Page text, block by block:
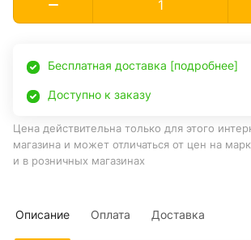
Бесплатная доставка [подробнее]
Доступно к заказу
Цена действительна только для этого
магазина и может отличаться от цен на
и в розничных магазинах
Описание Оплата Доставка